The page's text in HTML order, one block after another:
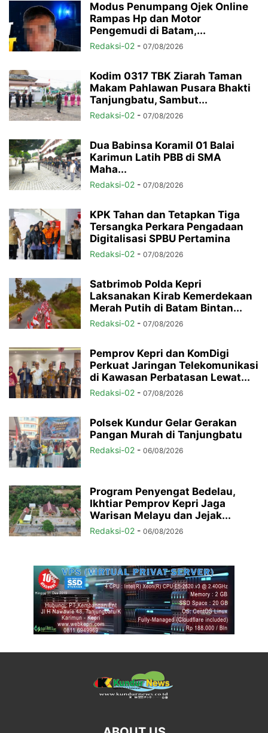
Modus Penumpang Ojek Online
Rampas Hp dan Motor
Pengemudi di Batam,...
Redaksi-02 - 07/08/2026
Kodim 0317 TBK Ziarah Taman
Makam Pahlawan Pusara Bhakti
Tanjungbatu, Sambut...
Redaksi-02 - 07/08/2026
Dua Babinsa Koramil 01 Balai
Karimun Latih PBB di SMA
Maha...
Redaksi-02 - 07/08/2026
KPK Tahan dan Tetapkan Tiga
Tersangka Perkara Pengadaan
Digitalisasi SPBU Pertamina
Redaksi-02 - 07/08/2026
Satbrimob Polda Kepri
Laksanakan Kirab Kemerdekaan
Merah Putih di Batam Bintan...
Redaksi-02 - 07/08/2026
Pemprov Kepri dan KomDigi
Perkuat Jaringan Telekomunikasi
di Kawasan Perbatasan Lewat...
Redaksi-02 - 07/08/2026
Polsek Kundur Gelar Gerakan
Pangan Murah di Tanjungbatu
Redaksi-02 - 06/08/2026
Program Penyengat Bedelau,
Ikhtiar Pemprov Kepri Jaga
Warisan Melayu dan Jejak...
Redaksi-02 - 06/08/2026